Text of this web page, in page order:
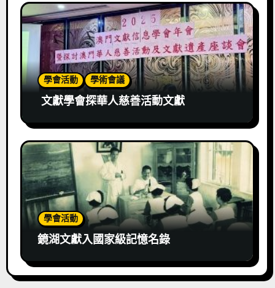
學會活動 學術會議
文獻學會探華人慈善活動文獻
學會活動
鏡湖文獻入國家級記憶名錄